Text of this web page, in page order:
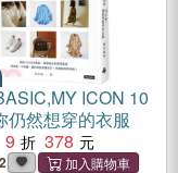
ICON 10
仍然想穿的衣服
9
378